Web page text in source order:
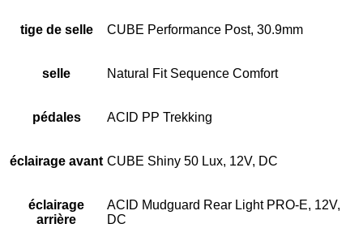
tige de selle CUBE Performance Post, 30.9mm
selle Natural Fit Sequence Comfort
pédales ACID PP Trekking
éclairage avant CUBE Shiny 50 Lux, 12V, DC
éclairage
arrière
ACID Mudguard Rear Light PRO-E, 12V,
DC